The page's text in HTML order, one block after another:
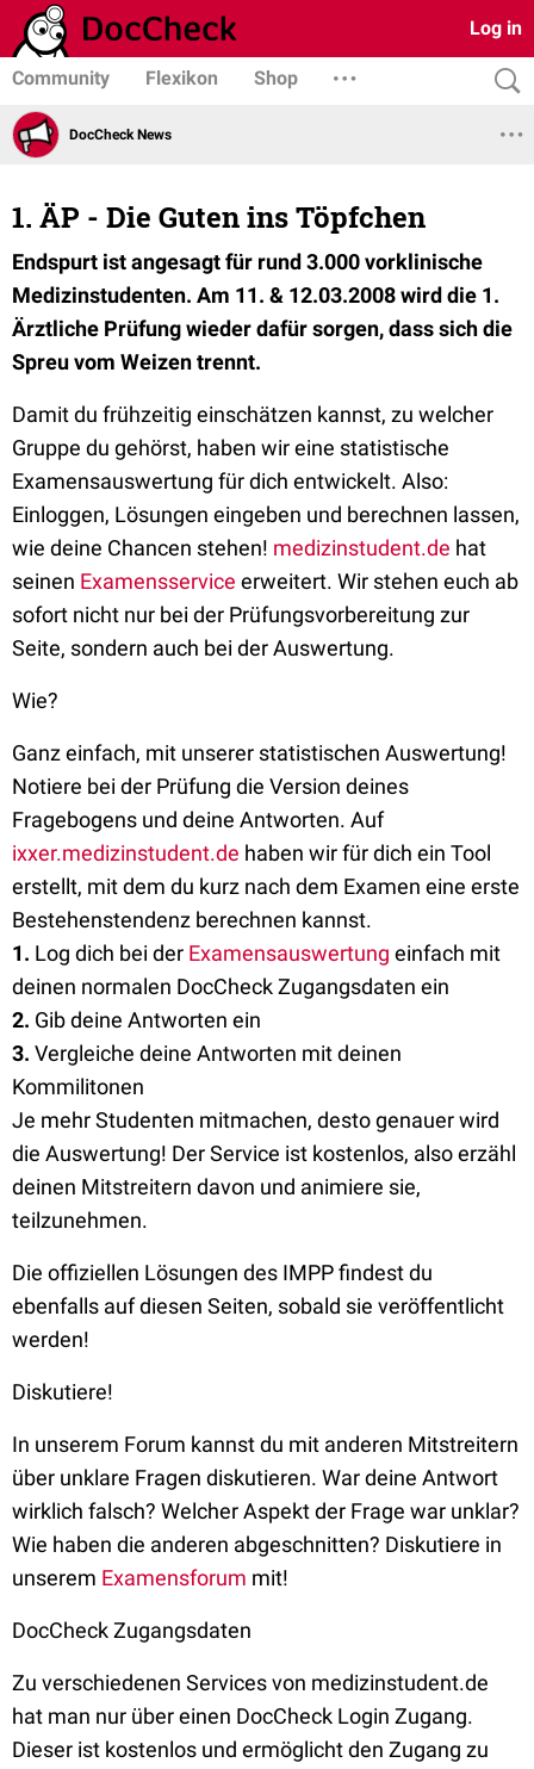
Log in
Community Flexikon Shop
DocCheck News
1. ÄP - Die Guten ins Töpfchen
Endspurt ist angesagt für rund 3.000 vorklinische
Medizinstudenten. Am 11. & 12.03.2008 wird die 1.
Ärztliche Prüfung wieder dafür sorgen, dass sich die
Spreu vom Weizen trennt.
Damit du frühzeitig einschätzen kannst, zu welcher
Gruppe du gehörst, haben wir eine statistische
Examensauswertung für dich entwickelt. Also:
Einloggen, Lösungen eingeben und berechnen lassen,
wie deine Chancen stehen! medizinstudent.de hat
seinen Examensservice erweitert. Wir stehen euch ab
sofort nicht nur bei der Prüfungsvorbereitung zur
Seite, sondern auch bei der Auswertung.
Wie?
Ganz einfach, mit unserer statistischen Auswertung!
Notiere bei der Prüfung die Version deines
Fragebogens und deine Antworten. Auf
ixxer.medizinstudent.de haben wir für dich ein Tool
erstellt, mit dem du kurz nach dem Examen eine erste
Bestehenstendenz berechnen kannst.
1. Log dich bei der Examensauswertung einfach mit
deinen normalen DocCheck Zugangsdaten ein
2. Gib deine Antworten ein
3. Vergleiche deine Antworten mit deinen
Kommilitonen
Je mehr Studenten mitmachen, desto genauer wird
die Auswertung! Der Service ist kostenlos, also erzähl
deinen Mitstreitern davon und animiere sie,
teilzunehmen.
Die offiziellen Lösungen des IMPP findest du
ebenfalls auf diesen Seiten, sobald sie veröffentlicht
werden!
Diskutiere!
In unserem Forum kannst du mit anderen Mitstreitern
über unklare Fragen diskutieren. War deine Antwort
wirklich falsch? Welcher Aspekt der Frage war unklar?
Wie haben die anderen abgeschnitten? Diskutiere in
unserem Examensforum mit!
DocCheck Zugangsdaten
Zu verschiedenen Services von medizinstudent.de
hat man nur über einen DocCheck Login Zugang.
Dieser ist kostenlos und ermöglicht den Zugang zu